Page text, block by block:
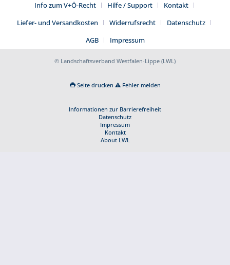
Info zum V+Ö-Recht
Hilfe / Support
Kontakt
Liefer- und Versandkosten
Widerrufsrecht
Datenschutz
AGB
Impressum
© Landschaftsverband Westfalen-Lippe (LWL)
Seite drucken Fehler melden
Informationen zur Barrierefreiheit
Datenschutz
Impressum
Kontakt
About LWL